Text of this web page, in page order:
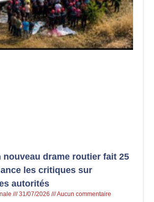
nouveau drame routier fait 25
les critiques sur
autorités
31/07/2026 Aucun commentaire